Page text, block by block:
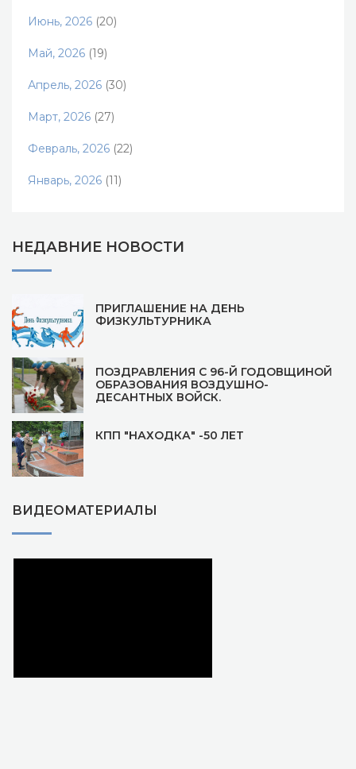
Июнь, 2026 (20)
Май, 2026 (19)
Апрель, 2026 (30)
Март, 2026 (27)
Февраль, 2026 (22)
Январь, 2026 (11)
НЕДАВНИЕ НОВОСТИ
ПРИГЛАШЕНИЕ НА ДЕНЬ
ФИЗКУЛЬТУРНИКА
ПОЗДРАВЛЕНИЯ С 96-Й ГОДОВЩИНОЙ
ОБРАЗОВАНИЯ ВОЗДУШНО-
ДЕСАНТНЫХ ВОЙСК.
КПП "НАХОДКА" -50 ЛЕТ
ВИДЕОМАТЕРИАЛЫ